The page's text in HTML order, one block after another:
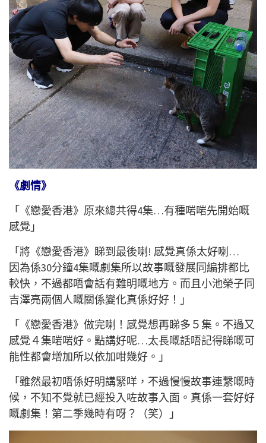
《劇情》
「《戀愛香港》原來總共得4集…有種啱啱先開始嘅
感覺」
「將《戀愛香港》睇到最後喇! 感覺真係太好喇…
因為係30分鐘4集嘅劇集所以故事嘅發展同編排都比
較快，不過都唔會話有難明嘅地方。而且小池榮子同
吉澤亮兩個人嘅關係變化真係好好！」
「《戀愛香港》做完喇！感覺想再睇多５集。不過又
感覺４集啱啱好。點講好呢…太長嘅話唔記得睇嘅可
能性都會增加所以依加咁幾好。」
「雖然最初唔係好明講緊咩，不過慢慢故事連繫嘅時
候，不知不覺就已經投入咗故事入面。真係一套好好
嘅劇集！第二季幾時有呀？（笑）」